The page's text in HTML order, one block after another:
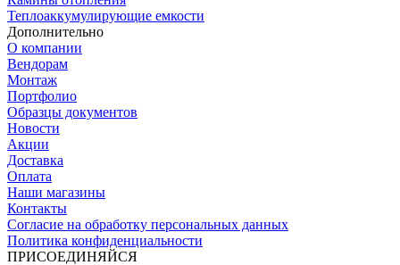
Теплоаккумулирующие емкости
Дополнительно
О компании
Вендорам
Монтаж
Портфолио
Образцы документов
Новости
Акции
Доставка
Оплата
Наши магазины
Контакты
Согласие на обработку персональных данных
Политика конфиденциальности
ПРИСОЕДИНЯЙСЯ